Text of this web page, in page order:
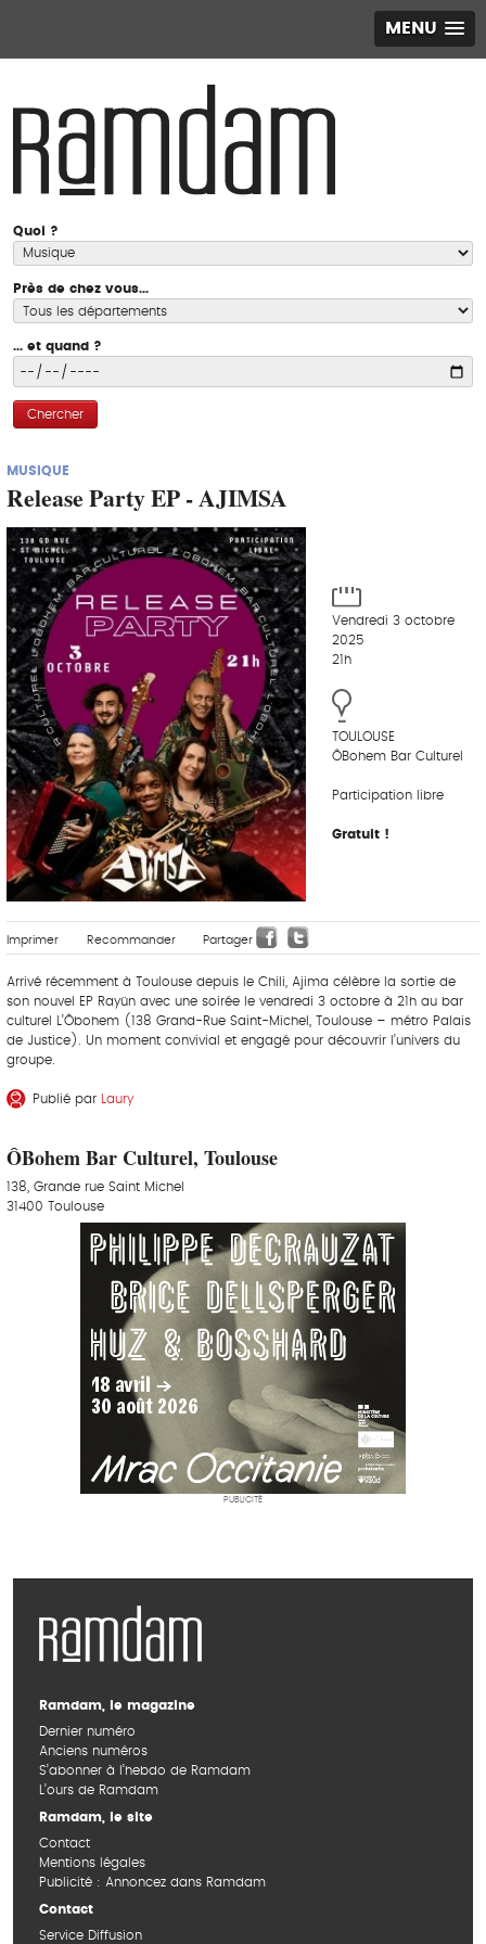
MENU
Quoi ?
Près de chez vous...
... et quand ?
Chercher
MUSIQUE
Release Party EP - AJIMSA
Vendredi 3 octobre
2025
21h
TOULOUSE
ÔBohem Bar Culturel
Participation libre
Gratuit !
Imprimer Recommander Partager
Arrivé récemment à Toulouse depuis le Chili, Ajima célèbre la sortie de
son nouvel EP Rayün avec une soirée le vendredi 3 octobre à 21h au bar
culturel L’Ôbohem (138 Grand-Rue Saint-Michel, Toulouse – métro Palais
de Justice). Un moment convivial et engagé pour découvrir l’univers du
groupe.
Publié par Laury
ÔBohem Bar Culturel, Toulouse
138, Grande rue Saint Michel
31400 Toulouse
PUBLICITÉ
Ramdam, le magazine
Dernier numéro
Anciens numéros
S’abonner à l’hebdo de Ramdam
L’ours de Ramdam
Ramdam, le site
Contact
Mentions légales
Publicité : Annoncez dans Ramdam
Contact
Service Diffusion